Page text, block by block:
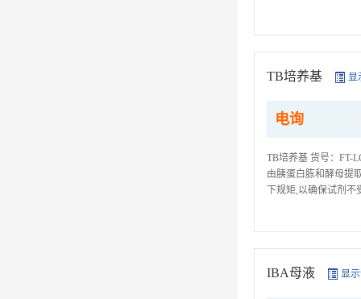
TB培养基 显
电询
TB培养基 货号：FT-
由胰蛋白胨和酵母提
下规矩,以确保试剂
IBA母液 显